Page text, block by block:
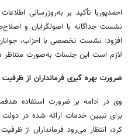
احمدپوربا تأکید بر به‌روزرسانی
نشست جداگانه با اصولگرایان و
افزود: نشست تخصصی با احزاب،
لازم است این جلسات به‌صورت متناظر
ضرورت بهره گیری فرمانداران از
وی در ادامه بر ضرورت استفاده
برای تبیین خدمات ارائه شده در
کرد، انتظار می‌رود فرمانداران از